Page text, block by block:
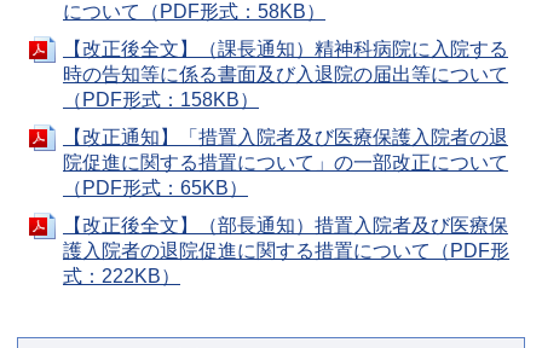
について（PDF形式：58KB）
【改正後全文】（課長通知）精神科病院に入院する
時の告知等に係る書面及び入退院の届出等について
（PDF形式：158KB）
【改正通知】「措置入院者及び医療保護入院者の退
院促進に関する措置について」の一部改正について
（PDF形式：65KB）
【改正後全文】（部長通知）措置入院者及び医療保
護入院者の退院促進に関する措置について（PDF形
式：222KB）